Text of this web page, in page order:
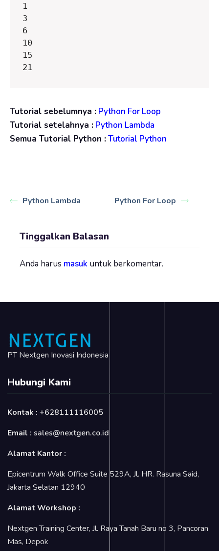
1
3
6
10
15
21
Tutorial sebelumnya : Python For Loop
Tutorial setelahnya : Python Lambda
Semua Tutorial Python :Tutorial Python
Python Lambda Python For Loop
Tinggalkan Balasan
Anda harus masuk untuk berkomentar.
PT Nextgen Inovasi Indonesia
Hubungi Kami
Kontak : +628111116005
Email : sales@nextgen.co.id
Alamat Kantor :
Epicentrum Walk Office Suite 529A, Jl. HR. Rasuna Said,
Jakarta Selatan 12940
Alamat Workshop :
Nextgen Training Center, Jl. Raya Tanah Baru no 3, Pancoran
Mas, Depok